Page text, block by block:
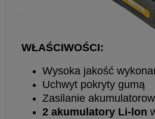
WŁAŚCIWOŚCI:
Wysoka jakość
Uchwyt pokryty gumą
Zasilanie
2 akumulatory Li-lon